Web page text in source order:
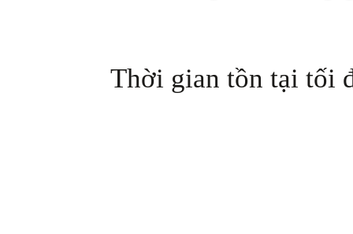
Thời gian tồn tại tối